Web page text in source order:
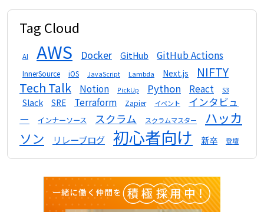
Tag Cloud
AI AWS Docker GitHub GitHub Actions
InnerSource iOS JavaScript Lambda Next.js
NIFTY
Tech Talk
Notion PickUp Python React S3
Slack SRE Terraform Zapier イベント
インタビュ
ー
インナーソース スクラム スクラムマスター
ハッカ
ソン
リレーブログ 初心者向け 新卒 登壇